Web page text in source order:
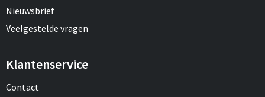
Nieuwsbrief
Veelgestelde vragen
Klantenservice
Contact